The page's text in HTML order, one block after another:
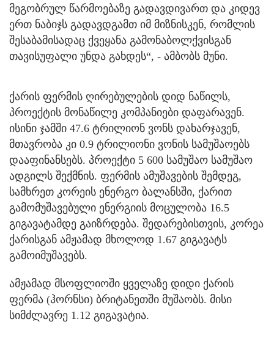
მეგობრულ წარმოებაზე გადავდივართ და კიდევ
ერთ ნაბიჯს გადავდგამთ იმ მიზნისკენ, რომლის
შესაბამისადაც ქვეყანა გამონაბოლქვისგან
თავისუფალი უნდა გახდეს“, - ამბობს მუნი.
ქარის ფერმის ღირებულების დიდ ნაწილს,
პროექტის მონაწილე კომპანიები დაფარავენ.
ისინი ჯამში 47.6 ტრილიონ ვონს დახარჯავენ,
მთავრობა კი 0.9 ტრილიონი ვონის სამუშაოებს
დააფინანსებს. პროექტი 5 600 სამუშაო სამუშაო
ადგილს შექმნის. ფერმის ამუშავების შემდეგ,
სამხრეთ კორეის ენერგო ბალანსში, ქარით
გამომუშავებული ენერგიის მოცულობა 16.5
გიგავატამდე გაიზრდება. შედარებისთვის, კორეა
ქარისგან ამჟამად მხოლოდ 1.67 გიგავატს
გამოიმუშავებს.
ამჟამად მსოფლიოში ყველაზე დიდი ქარის
ფერმა (ჰორნსი) ბრიტანეთში მუშაობს. მისი
სიმძლავრე 1.12 გიგავატია.